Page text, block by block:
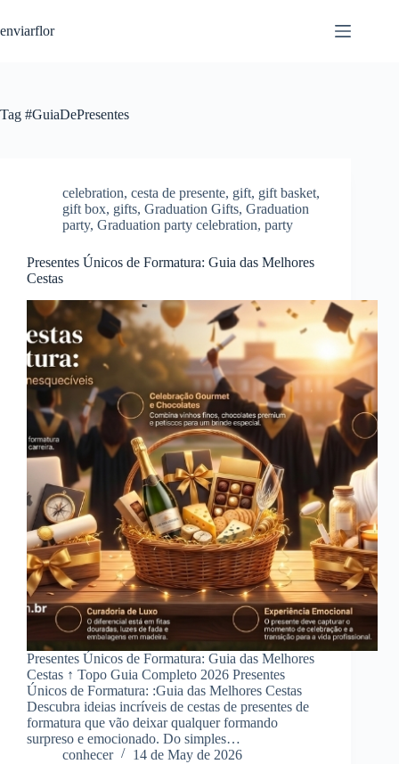
k
c
enviarflor
Tag #GuiaDePresentes
celebration, cesta de presente, gift, gift basket,
gift box, gifts, Graduation Gifts, Graduation
party, Graduation party celebration, party
Presentes Únicos de Formatura: Guia das Melhores
Cestas
Presentes Únicos de Formatura: Guia das Melhores
Cestas ↑ Topo Guia Completo 2026 Presentes
Únicos de Formatura: :Guia das Melhores Cestas
Descubra ideias incríveis de cestas de presentes de
formatura que vão deixar qualquer formando
surpreso e emocionado. Do simples…
conhecer
14 de May de 2026